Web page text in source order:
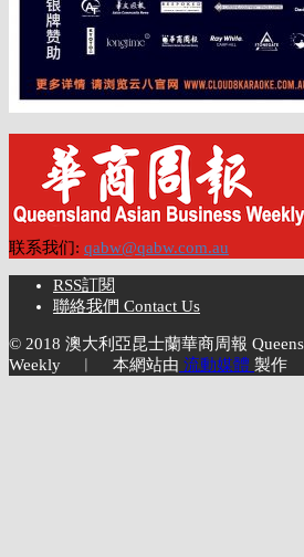
联系我们: qabw@qabw.com.au
RSS訂閱
聯絡我們 Contact Us
© 2018 澳大利亞昆士蘭華商周報
Weekly ︱ 本網站由 流動媒體 製作